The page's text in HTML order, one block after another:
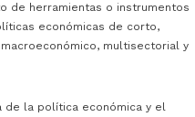
de herramientas o instrumentos
económicas de corto,
multisectorial y
la política económica y el